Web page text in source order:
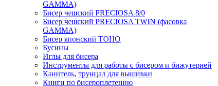
GAMMA)
Бисер чешский PRECIOSA 8/0
Бисер чешский PRECIOSA TWIN (фасовка
GAMMA)
Бисер японский TOHO
Бусины
Иглы для бисера
Инструменты для работы с бисером и бижутерией
Канитель, трунцал для вышивки
Книги по бисероплетению